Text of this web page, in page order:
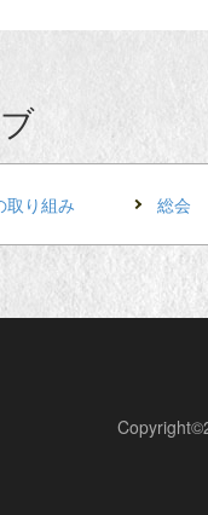
取り組み 総会